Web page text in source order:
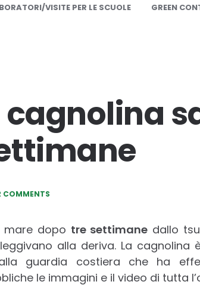
VISITE PER LE SCUOLE GREEN
cagnolina
COMMENTS
mare dopo tre settimane dallo
alla deriva. La cagnolina
guardia costiera che ha
le immagini e il video di tutta